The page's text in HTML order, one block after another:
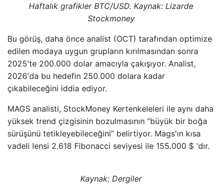
Haftalık grafikler BTC/USD. Kaynak: Lizarde
Stockmoney
Bu görüş, daha önce analist (OCT) tarafından optimize
edilen modaya uygun grupların kırılmasından sonra
2025'te 200.000 dolar amacıyla çakışıyor. Analist,
2026'da bu hedefin 250.000 dolara kadar
çıkabileceğini iddia ediyor.
MAGS analisti, StockMoney Kertenkeleleri ile aynı daha
yüksek trend çizgisinin bozulmasının “büyük bir boğa
sürüşünü tetikleyebileceğini” belirtiyor. Mags'ın kısa
vadeli lensi 2.618 Fibonacci seviyesi ile 155.000 $ 'dır.
Kaynak: Dergiler